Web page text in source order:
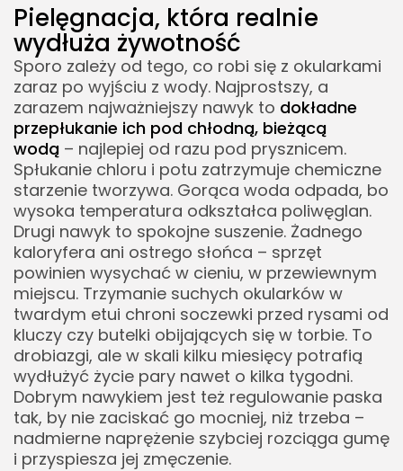
Pielęgnacja, która realnie
wydłuża żywotność
Sporo zależy od tego, co robi się z okularkami
zaraz po wyjściu z wody. Najprostszy, a
zarazem najważniejszy nawyk to dokładne
przepłukanie ich pod chłodną, bieżącą
wodą – najlepiej od razu pod prysznicem.
Spłukanie chloru i potu zatrzymuje chemiczne
starzenie tworzywa. Gorąca woda odpada, bo
wysoka temperatura odkształca poliwęglan.
Drugi nawyk to spokojne suszenie. Żadnego
kaloryfera ani ostrego słońca – sprzęt
powinien wysychać w cieniu, w przewiewnym
miejscu. Trzymanie suchych okularków w
twardym etui chroni soczewki przed rysami od
kluczy czy butelki obijających się w torbie. To
drobiazgi, ale w skali kilku miesięcy potrafią
wydłużyć życie pary nawet o kilka tygodni.
Dobrym nawykiem jest też regulowanie paska
tak, by nie zaciskać go mocniej, niż trzeba –
nadmierne naprężenie szybciej rozciąga gumę
i przyspiesza jej zmęczenie.